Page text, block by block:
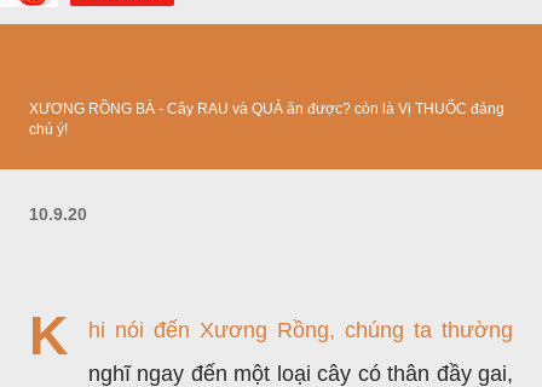
XƯƠNG RỒNG BÀ - Cây RAU và QUẢ ăn được? còn là Vị THUỐC đáng
chú ý!
10.9.20
K
hi nói đến Xương Rồng, chúng ta thường
nghĩ ngay đến một loại cây có thân đầy gai,